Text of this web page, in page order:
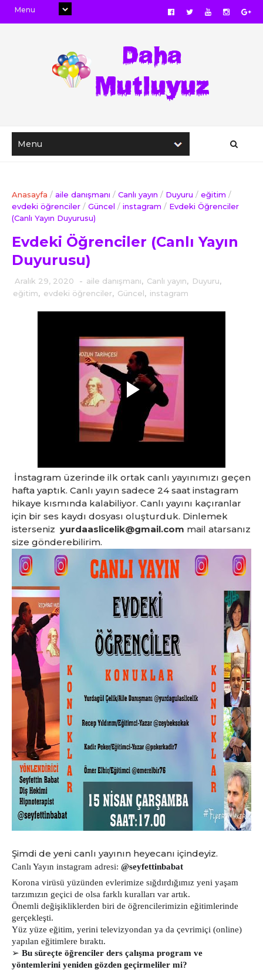
Anasayfa / aile danışmanı / Canlı yayın / Duyuru / eğitim /
evdeki öğrenciler / Güncel / instagram / Evdeki Öğrenciler
(Canlı Yayın Duyurusu)
Evdeki Öğrenciler (Canlı Yayın
Duyurusu)
Aralık 29, 2020 - aile danışmanı, Canlı yayın, Duyuru,
eğitim, evdeki öğrenciler, Güncel, instagram
İnstagram üzerinde ilk ortak canlı yayınımızı geçen
hafta yaptık. Canlı yayın sadece 24 saat instagram
hikaye kısmında kalabiliyor. Canlı yayını kaçıranlar
için bir ses kaydı dosyası oluşturduk. Dinlemek
isterseniz yurdaaslicelik@gmail.com mail atarsanız
size gönderebilirim.
Şimdi de yeni canlı yayının heyecanı içindeyiz.
Canlı Yayın instagram adresi: @seyfettinbabat
Korona virüsü yüzünden evlerimize sığdırdığımız yeni yaşam
tarzımızın geçici de olsa farklı kuralları var artık.
Önemli değişikliklerden biri de öğrencilerimizin eğitimlerinde
gerçekleşti.
Yüz yüze eğitim, yerini televizyondan ya da çevrimiçi (online)
yapılan eğitimlere bıraktı.
➢ Bu süreçte öğrenciler ders çalışma program ve
yöntemlerini yeniden gözden geçirmeliler mi?